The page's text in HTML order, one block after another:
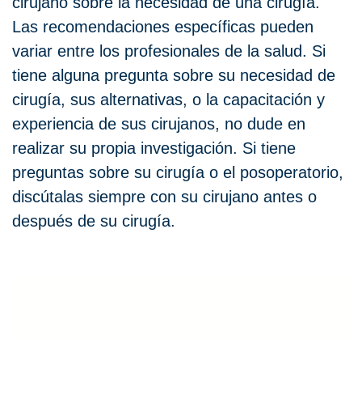
Las recomendaciones específicas pueden
variar entre los profesionales de la salud. Si
tiene alguna pregunta sobre su necesidad de
cirugía, sus alternativas, o la capacitación y
experiencia de sus cirujanos, no dude en
realizar su propia investigación. Si tiene
preguntas sobre su cirugía o el posoperatorio,
discútalas siempre con su cirujano antes o
después de su cirugía.